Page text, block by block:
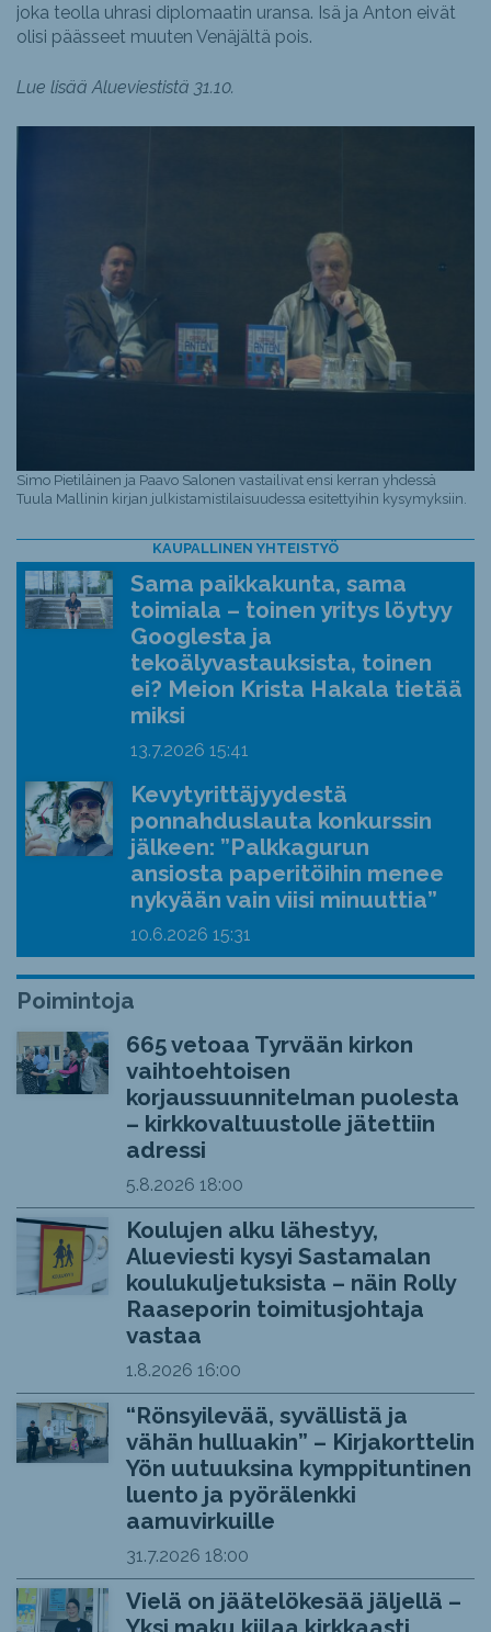
joka teolla uhrasi diplomaatin uransa. Isä ja Anton eivät
olisi päässeet muuten Venäjältä pois.
Lue lisää Alueviestistä 31.10.
Simo Pietiläinen ja Paavo Salonen vastailivat ensi kerran yhdessä
Tuula Mallinin kirjan julkistamistilaisuudessa esitettyihin kysymyksiin.
KAUPALLINEN YHTEISTYÖ
Sama paikkakunta, sama
toimiala – toinen yritys löytyy
Googlesta ja
tekoälyvastauksista, toinen
ei? Meion Krista Hakala tietää
miksi
13.7.2026 15:41
Kevytyrittäjyydestä
ponnahduslauta konkurssin
jälkeen: ”Palkkagurun
ansiosta paperitöihin menee
nykyään vain viisi minuuttia”
10.6.2026 15:31
Poimintoja
665 vetoaa Tyrvään kirkon
vaihtoehtoisen
korjaussuunnitelman puolesta
– kirkkovaltuustolle jätettiin
adressi
5.8.2026 18:00
Koulujen alku lähestyy,
Alueviesti kysyi Sastamalan
koulukuljetuksista – näin Rolly
Raaseporin toimitusjohtaja
vastaa
1.8.2026 16:00
“Rönsyilevää, syvällistä ja
vähän hulluakin” – Kirjakorttelin
Yön uutuuksina kymppituntinen
luento ja pyörälenkki
aamuvirkuille
31.7.2026 18:00
Vielä on jäätelökesää jäljellä –
Yksi maku kiilaa kirkkaasti